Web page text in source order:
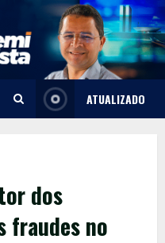
ATUALIZADO
dos
fraudes no